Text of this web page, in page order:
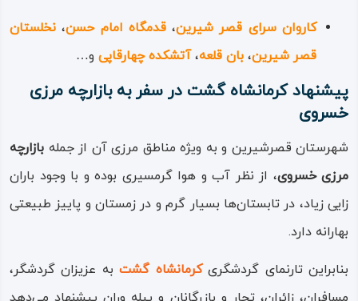
کاروان‌ سرای قصر شیرین،قدمگاه امام حسن، نخلستان
قصر شیرین، بان‌ قلعه،آتشکده‌ چهارقاپی و…
پیشنهاد کرمانشاه گشت در سفر به بازارچه مرزی
خسروی
شهرستان قصرشیرین و به ویژه مناطق مرزی آن از جمله بازارچه‌
مرزی خسروی، از نظر آب و هوا گرمسیری بوده و با وجود باران‌
زایی زیاد، در تابستان‌ها بسیار گرم و در زمستان و پاییز طبیعتی
بهارانه دارد.
بنابراین تارنمای گردشگریکرمانشاه گشتبه عزیزان گردشگر،